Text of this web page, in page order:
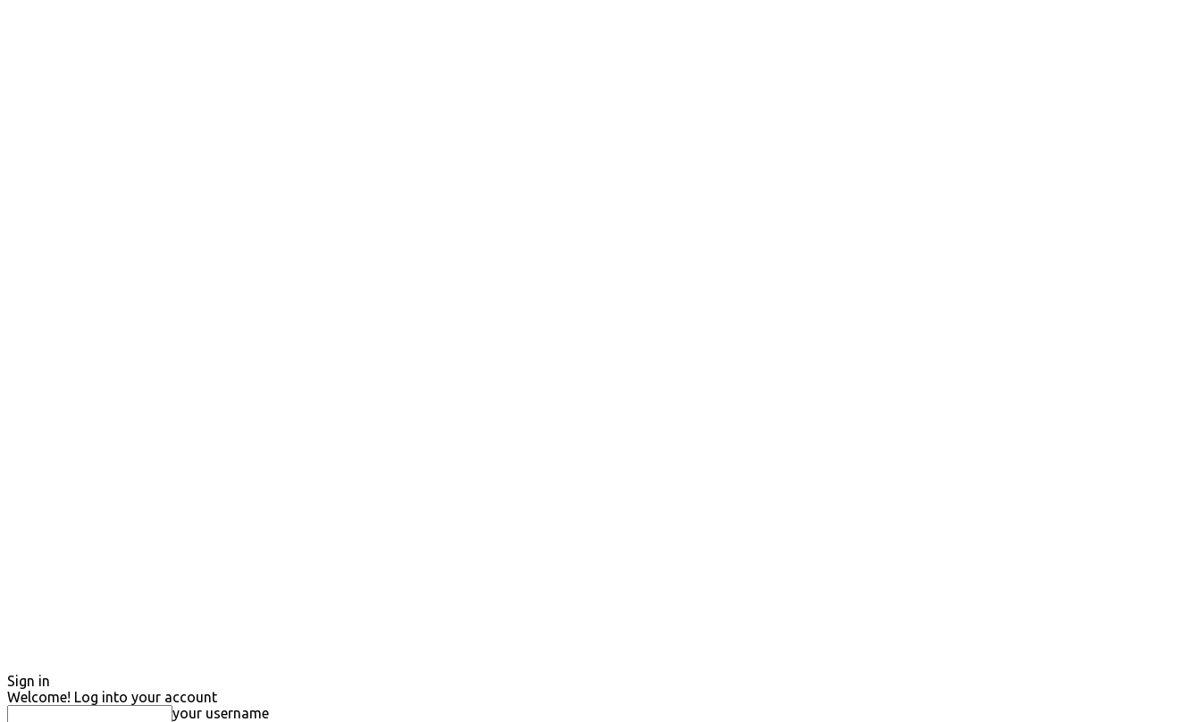
Sign in
Welcome! Log into your account
your username